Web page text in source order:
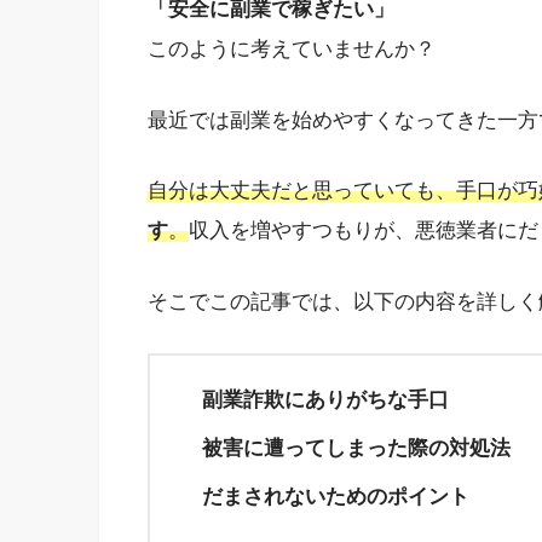
「安全に副業で稼ぎたい」
このように考えていませんか？
最近では副業を始めやすくなってきた一
自分は大丈夫だと思っていても、手口が
す。収入を増やすつもりが、悪徳業者に
そこでこの記事では、以下の内容を詳し
副業詐欺にありがちな手口
被害に遭ってしまった際の対処法
だまされないためのポイント